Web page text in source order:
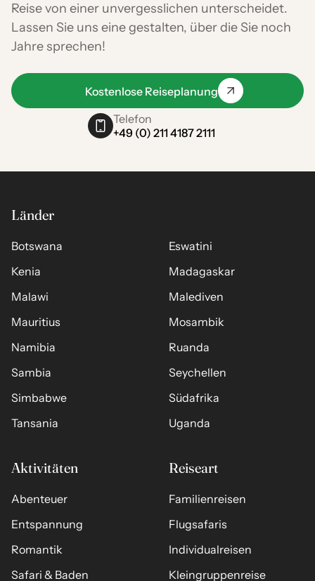
Reise von einer unvergesslichen unterscheidet.
Lassen Sie uns eine gestalten, über die Sie noch
Jahre sprechen!
Kostenlose Reiseplanung
Telefon
+49 (0) 211 4187 2111
Länder
Botswana
Eswatini
Kenia
Madagaskar
Malawi
Malediven
Mauritius
Mosambik
Namibia
Ruanda
Sambia
Seychellen
Simbabwe
Südafrika
Tansania
Uganda
Aktivitäten
Abenteuer
Entspannung
Romantik
Safari & Baden
Reiseart
Familienreisen
Flugsafaris
Individualreisen
Kleingruppenreise